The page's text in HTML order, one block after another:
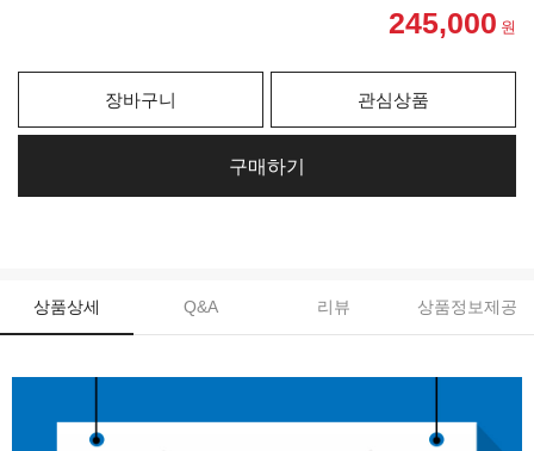
245,000 원
장바구니 관심상품
구매하기
상품상세 Q&A 리뷰 상품정보제공